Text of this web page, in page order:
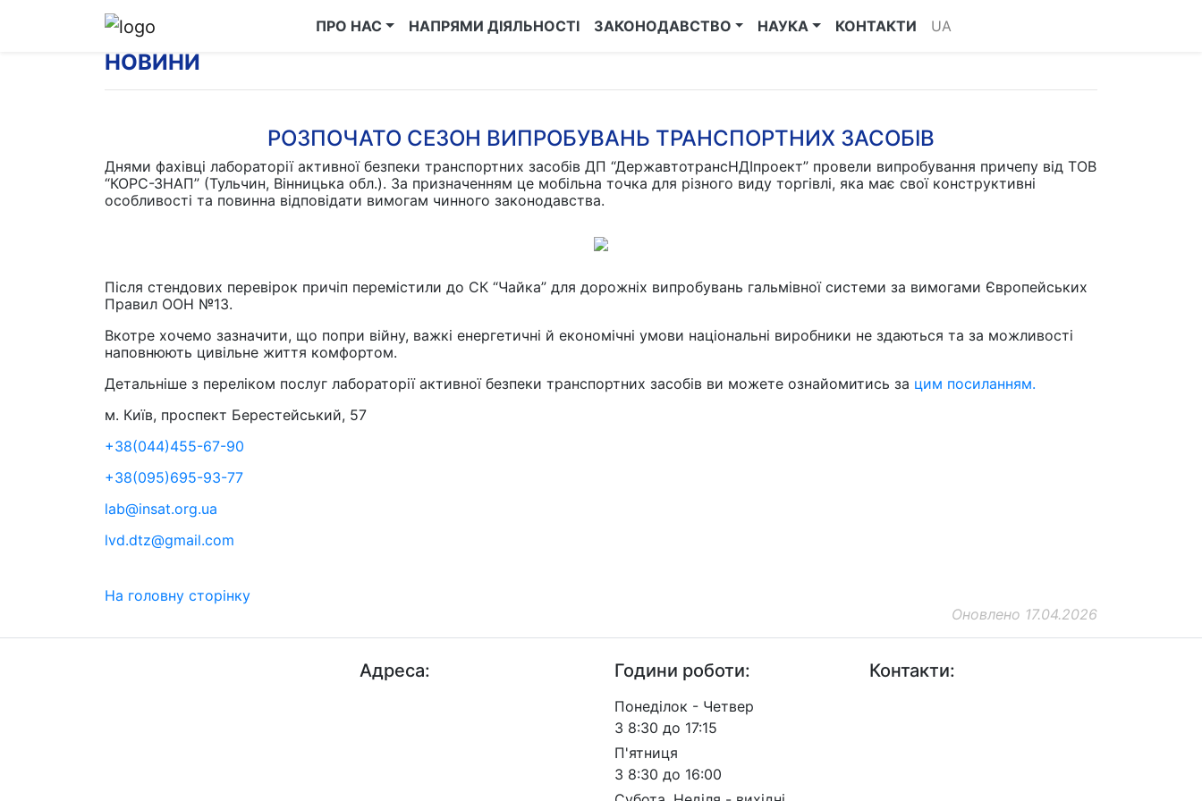
ПРО НАС НАПРЯМИ ДІЯЛЬНОСТІ ЗАКОНОДАВСТВО НАУКА КОНТАКТИ UA
НОВИНИ
РОЗПОЧАТО СЕЗОН ВИПРОБУВАНЬ ТРАНСПОРТНИХ ЗАСОБІВ
Днями фахівці лабораторії активної безпеки транспортних засобів ДП “ДержавтотрансНДІпроект” провели випробування причепу від ТОВ
“КОРС-ЗНАП” (Тульчин, Вінницька обл.). За призначенням це мобільна точка для різного виду торгівлі, яка має свої конструктивні
особливості та повинна відповідати вимогам чинного законодавства.
Після стендових перевірок причіп перемістили до СК “Чайка” для дорожніх випробувань гальмівної системи за вимогами Європейських
Правил ООН №13.
Вкотре хочемо зазначити, що попри війну, важкі енергетичні й економічні умови національні виробники не здаються та за можливості
наповнюють цивільне життя комфортом.
Детальніше з переліком послуг лабораторії активної безпеки транспортних засобів ви можете ознайомитись за цим посиланням.
м. Київ, проспект Берестейський, 57
+38(044)455-67-90
+38(095)695-93-77
lab@insat.org.ua
lvd.dtz@gmail.com
На головну сторінку
Оновлено 17.04.2026
Адреса: Години роботи:
Понеділок - Четвер
З 8:30 до 17:15
П'ятниця
З 8:30 до 16:00
Контакти: